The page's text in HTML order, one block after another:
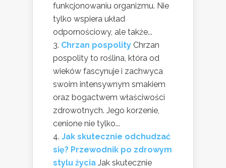
funkcjonowaniu organizmu. Nie
tylko wspiera układ
odpornościowy, ale także...
Chrzan pospolity Chrzan
pospolity to roślina, która od
wieków fascynuje i zachwyca
swoim intensywnym smakiem
oraz bogactwem właściwości
zdrowotnych. Jego korzenie,
cenione nie tylko...
Jak skutecznie odchudzać
się? Przewodnik po zdrowym
stylu życia Jak skutecznie